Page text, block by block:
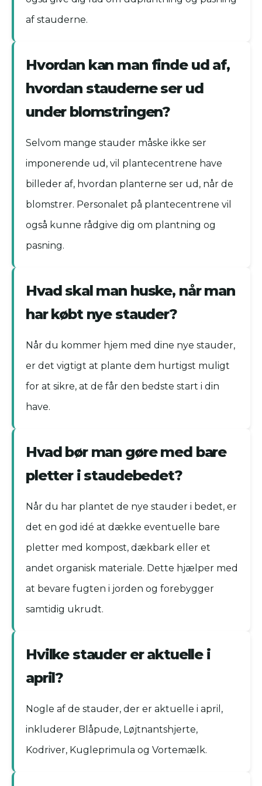
af stauderne.
Hvordan kan man finde ud af,
hvordan stauderne ser ud
under blomstringen?
Selvom mange stauder måske ikke ser
imponerende ud, vil plantecentrene have
billeder af, hvordan planterne ser ud, når de
blomstrer. Personalet på plantecentrene vil
også kunne rådgive dig om plantning og
pasning.
Hvad skal man huske, når man
har købt nye stauder?
Når du kommer hjem med dine nye stauder,
er det vigtigt at plante dem hurtigst muligt
for at sikre, at de får den bedste start i din
have.
Hvad bør man gøre med bare
pletter i staudebedet?
Når du har plantet de nye stauder i bedet, er
det en god idé at dække eventuelle bare
pletter med kompost, dækbark eller et
andet organisk materiale. Dette hjælper med
at bevare fugten i jorden og forebygger
samtidig ukrudt.
Hvilke stauder er aktuelle i
april?
Nogle af de stauder, der er aktuelle i april,
inkluderer Blåpude, Løjtnantshjerte,
Kodriver, Kugleprimula og Vortemælk.